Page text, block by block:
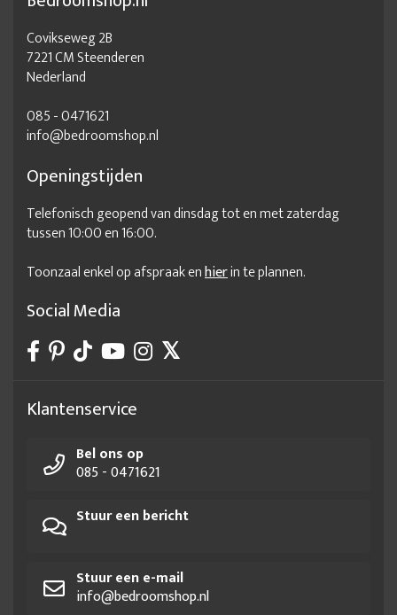
Covikseweg 2B
7221 CM Steenderen
Nederland
085 - 0471621
info@bedroomshop.nl
Openingstijden
Telefonisch geopend van dinsdag tot en met zaterdag
tussen 10:00 en 16:00.
Toonzaal enkel op afspraak enhierin te plannen.
Social Media
Klantenservice
Bel ons op
085 - 0471621
Stuur een bericht
Stuur een e-mail
info@bedroomshop.nl